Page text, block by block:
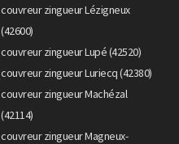
couvreur zingueur Lézigneux
(42600)
couvreur zingueur Lupé (42520)
couvreur zingueur Luriecq (42380)
couvreur zingueur Machézal
(42114)
couvreur zingueur Magneux-